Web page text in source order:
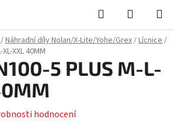
Hledat
KOŠÍK
/Náhradní díly Nolan/X-Lite/Yohe/Grex/Lícnice/
XXL 40MM
5 PLUS M-L-
hodnocení